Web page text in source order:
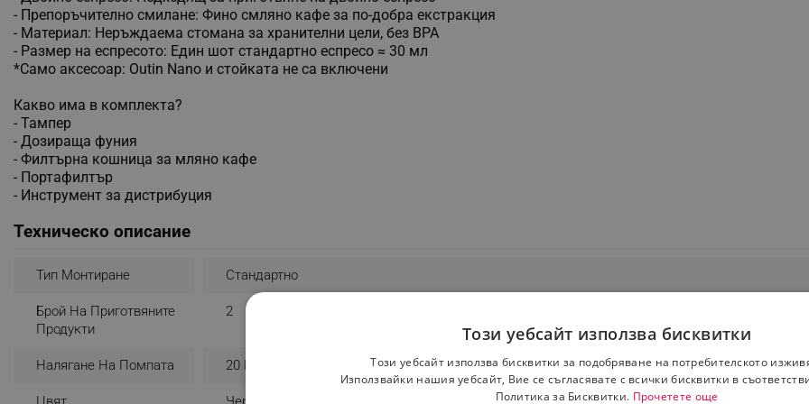
- Препоръчително смилане: Фино смляно кафе за по-добра екстракция
- Материал: Неръждаема стомана за хранителни цели, без BPA
- Размер на еспресото: Един шот стандартно еспресо ≈ 30 мл
*Само аксесоар: Outin Nano и стойката не са включени
Какво има в комплекта?
- Тампер
- Дозираща фуния
- Филтърна кошница за мляно кафе
- Портафилтър
- Инструмент за дистрибуция
Техническо описание
Тип Монтиране Стандартно
Брой На Приготвяните
Продукти
2
Налягане На Помпата 20 Bar
Този уебсайт използва бисквитки
Този уебсайт използва бисквитки за подобряване на потребителското
Използвайки нашия уебсайт, Вие се съгласявате с всички бисквитки в
Политика за Бисквитки. Прочетете още